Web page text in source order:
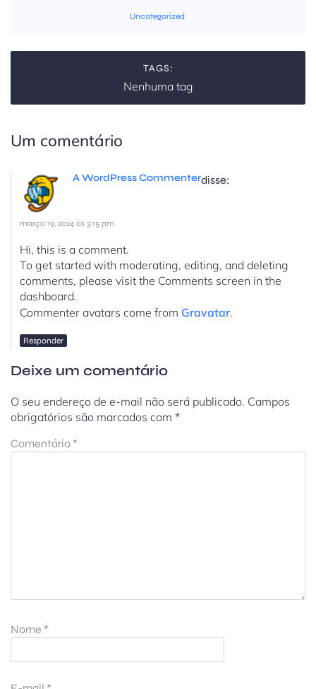
Uncategorized
TAGS:
Nenhuma tag
Um comentário
A WordPress Commenterdisse:
março 19, 2024 às 3:15 pm
Hi, this is a comment.
To get started with moderating, editing, and deleting
comments, please visit the Comments screen in the
dashboard.
Commenter avatars come from Gravatar.
Responder
Deixe um comentário
O seu endereço de e-mail não será publicado. Campos
obrigatórios são marcados com *
Comentário *
Nome *